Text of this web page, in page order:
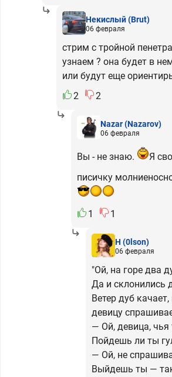
Некислый(Brut)
06 февраля
стрим с тройной
узнаем ? она будет в
или будут еще
2
2
Nazar(Nazarov)
06 февраля
Вы - не знаю.
Я
писичку
1 1
H (0lson)
06 февраля
"Ой, на горе два
Да и склонились
Ветер дуб
девицу
— Ой, девица, чья
Пойдешь ли ты
— Ой, не
Выйдешь ты —